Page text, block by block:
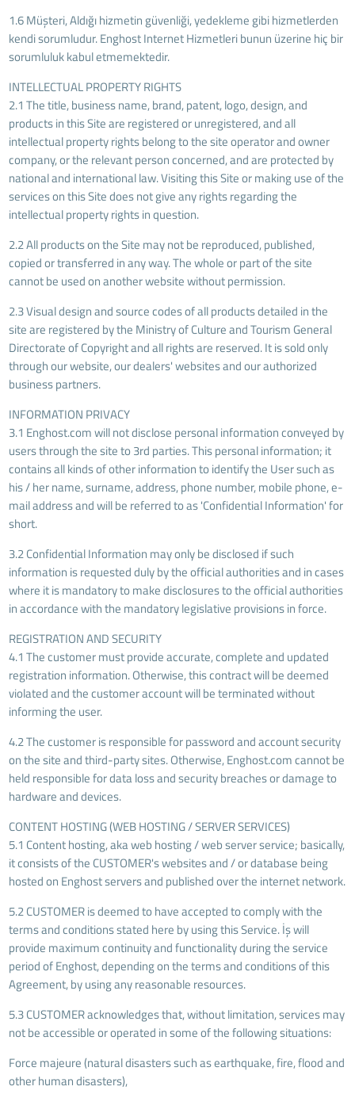
1.6 Müşteri, Aldığı hizmetin güvenliği, yedekleme gibi hizmetlerden
kendi sorumludur. Enghost Internet Hizmetleri bunun üzerine hiç bir
sorumluluk kabul etmemektedir.
INTELLECTUAL PROPERTY RIGHTS
2.1 The title, business name, brand, patent, logo, design, and
products in this Site are registered or unregistered, and all
intellectual property rights belong to the site operator and owner
company, or the relevant person concerned, and are protected by
national and international law. Visiting this Site or making use of the
services on this Site does not give any rights regarding the
intellectual property rights in question.
2.2 All products on the Site may not be reproduced, published,
copied or transferred in any way. The whole or part of the site
cannot be used on another website without permission.
2.3 Visual design and source codes of all products detailed in the
site are registered by the Ministry of Culture and Tourism General
Directorate of Copyright and all rights are reserved. It is sold only
through our website, our dealers' websites and our authorized
business partners.
INFORMATION PRIVACY
3.1 Enghost.com will not disclose personal information conveyed by
users through the site to 3rd parties. This personal information; it
contains all kinds of other information to identify the User such as
his / her name, surname, address, phone number, mobile phone, e-
mail address and will be referred to as 'Confidential Information' for
short.
3.2 Confidential Information may only be disclosed if such
information is requested duly by the official authorities and in cases
where it is mandatory to make disclosures to the official authorities
in accordance with the mandatory legislative provisions in force.
REGISTRATION AND SECURITY
4.1 The customer must provide accurate, complete and updated
registration information. Otherwise, this contract will be deemed
violated and the customer account will be terminated without
informing the user.
4.2 The customer is responsible for password and account security
on the site and third-party sites. Otherwise, Enghost.com cannot be
held responsible for data loss and security breaches or damage to
hardware and devices.
CONTENT HOSTING (WEB HOSTING / SERVER SERVICES)
5.1 Content hosting, aka web hosting / web server service; basically,
it consists of the CUSTOMER's websites and / or database being
hosted on Enghost servers and published over the internet network.
5.2 CUSTOMER is deemed to have accepted to comply with the
terms and conditions stated here by using this Service. İş will
provide maximum continuity and functionality during the service
period of Enghost, depending on the terms and conditions of this
Agreement, by using any reasonable resources.
5.3 CUSTOMER acknowledges that, without limitation, services may
not be accessible or operated in some of the following situations:
Force majeure (natural disasters such as earthquake, fire, flood and
other human disasters),